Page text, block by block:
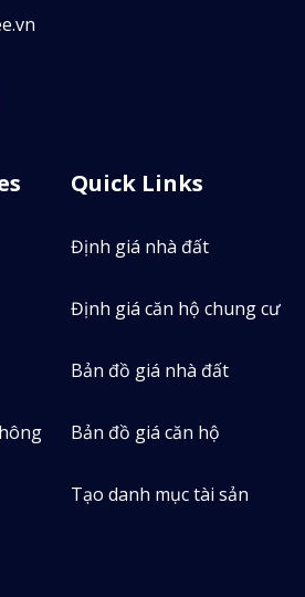
Trần Hùng
Quick Links
Định giá nhà đất
Định giá căn hộ chung cư
Bản đồ giá nhà đất
Bản đồ giá căn hộ
Tạo danh mục tài sản